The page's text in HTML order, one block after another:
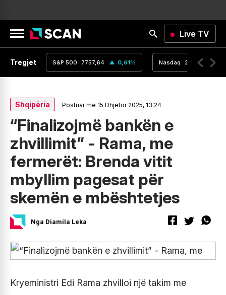
Live TV
Tregjet
0% S&P 500 7757,64 0,61% Nasdaq 26690,62
Shqipëria Postuar më 15 Dhjetor 2025, 13:24
“Finalizojmë bankën e
zhvillimit” - Rama, me
fermerët: Brenda vitit
mbyllim pagesat për
skemën e mbështetjes
Nga Diamila Leka
Kryeministri Edi Rama zhvilloi një takim me